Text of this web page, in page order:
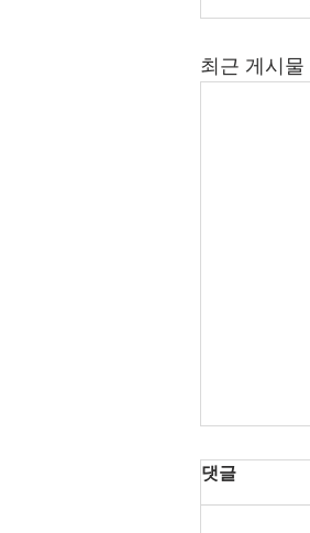
최근 게시물
댓글